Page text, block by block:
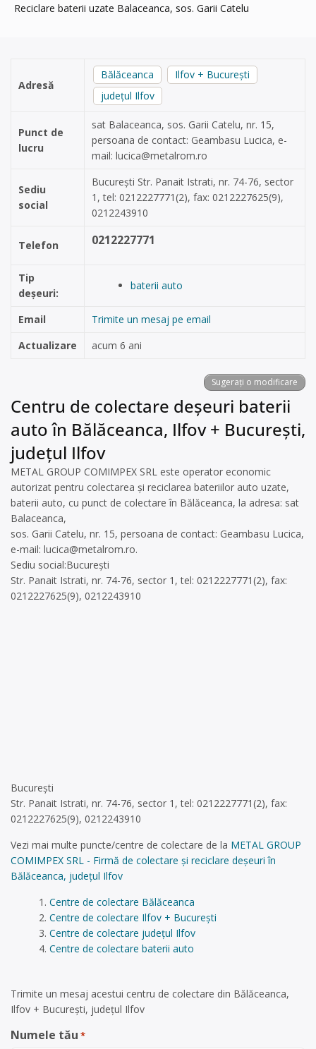
Reciclare baterii uzate Balaceanca, sos. Garii Catelu
Adresă
Bălăceanca
Ilfov + București
județul Ilfov
Punct de
lucru
sat Balaceanca, sos. Garii Catelu, nr. 15,
persoana de contact: Geambasu Lucica, e-
mail: lucica@metalrom.ro
Sediu
social
București Str. Panait Istrati, nr. 74-76, sector
1, tel: 0212227771(2), fax: 0212227625(9),
0212243910
Telefon 0212227771
Tip
deșeuri:
baterii auto
Email
Trimite un mesaj pe email
Actualizare
acum 6 ani
Sugerați o modificare
Centru de colectare deșeuri baterii
auto în Bălăceanca, Ilfov + București,
județul Ilfov
METAL GROUP COMIMPEX SRL este operator economic
autorizat pentru colectarea și reciclarea bateriilor auto uzate,
baterii auto, cu punct de colectare în Bălăceanca, la adresa: sat
Balaceanca,
sos. Garii Catelu, nr. 15, persoana de contact: Geambasu Lucica,
e-mail: lucica@metalrom.ro.
Sediu social:București
Str. Panait Istrati, nr. 74-76, sector 1, tel: 0212227771(2), fax:
0212227625(9), 0212243910
București
Str. Panait Istrati, nr. 74-76, sector 1, tel: 0212227771(2), fax:
0212227625(9), 0212243910
Vezi mai multe puncte/centre de colectare de la METAL GROUP
COMIMPEX SRL - Firmă de colectare și reciclare deșeuri în
Bălăceanca, județul Ilfov
Centre de colectare Bălăceanca
Centre de colectare Ilfov + București
Centre de colectare județul Ilfov
Centre de colectare baterii auto
Trimite un mesaj acestui centru de colectare din Bălăceanca,
Ilfov + București, județul Ilfov
Numele tău *